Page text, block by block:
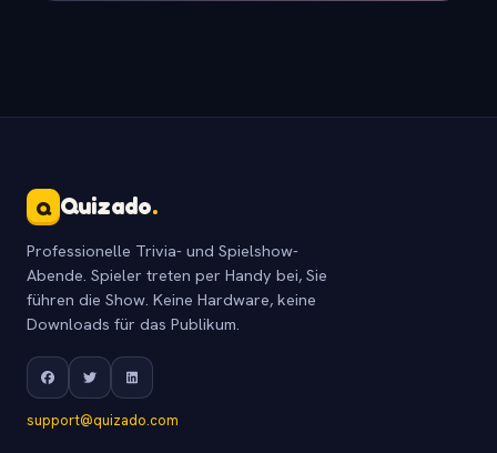
Q Quizado.
Professionelle Trivia- und Spielshow-
Abende. Spieler treten per Handy bei, Sie
führen die Show. Keine Hardware, keine
Downloads für das Publikum.
support@quizado.com